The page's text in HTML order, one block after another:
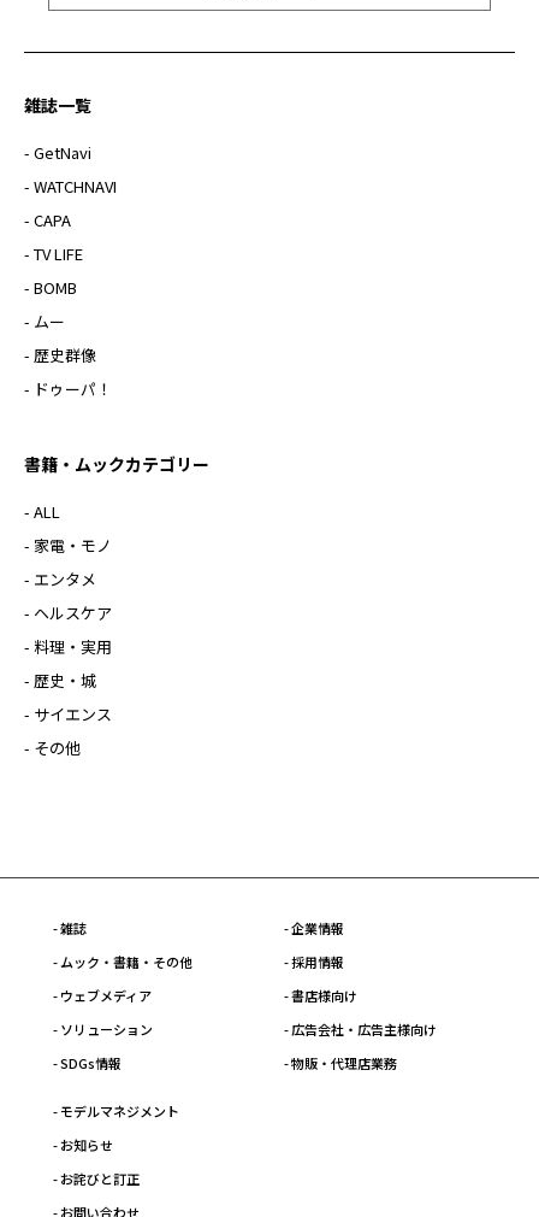
雑誌一覧
- GetNavi
- WATCHNAVI
- CAPA
- TV LIFE
- BOMB
- ムー
- 歴史群像
- ドゥーパ！
書籍・ムックカテゴリー
- ALL
- 家電・モノ
- エンタメ
- ヘルスケア
- 料理・実用
- 歴史・城
- サイエンス
- その他
- 雑誌
- ムック・書籍・その他
- ウェブメディア
- ソリューション
- SDGs情報
- 企業情報
- 採用情報
- 書店様向け
- 広告会社・広告主様向け
- 物販・代理店業務
- モデルマネジメント
- お知らせ
- お詫びと訂正
- お問い合わせ